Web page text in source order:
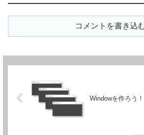
コメントを書き込
Windowを作ろう！